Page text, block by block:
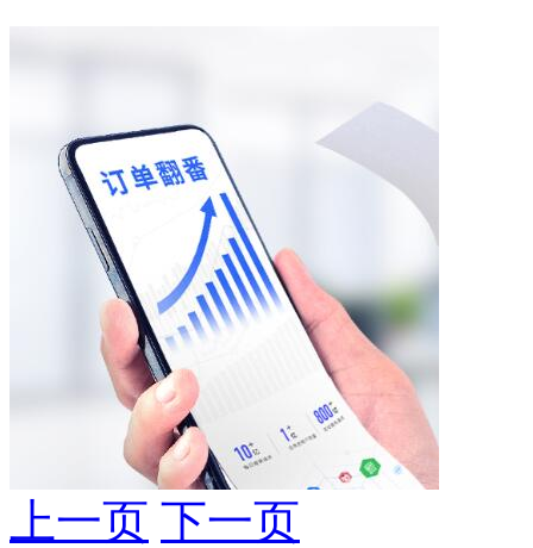
上一页 下一页